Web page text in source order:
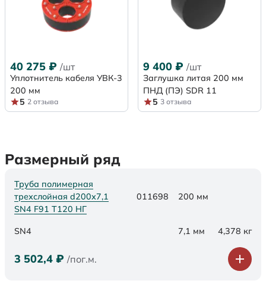
40 275 ₽ /шт
Уплотнитель кабеля УВК-3
200 мм
5 2 отзыва
9 400 ₽ /шт
Заглушка литая 200 мм
ПНД (ПЭ) SDR 11
5 3 отзыва
Размерный ряд
Труба полимерная
трехслойная d200х7,1
SN4 F91 Т120 НГ
011698 200 мм
SN4 7,1 мм 4,378 кг
3 502,4 ₽ /пог.м.